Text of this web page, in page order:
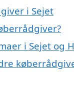
i Sejet
i Sejet og